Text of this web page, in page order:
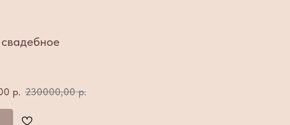
р. 230000,00 р.